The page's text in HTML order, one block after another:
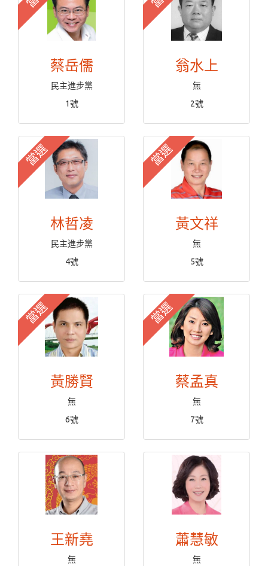
蔡岳儒
民主進步黨
1號
翁水上
無
2號
當選
林哲凌
民主進步黨
4號
當選
黃文祥
無
5號
當選
黃勝賢
無
6號
當選
蔡孟真
無
7號
王新堯
無
蕭慧敏
無